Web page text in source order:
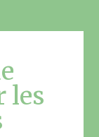
les